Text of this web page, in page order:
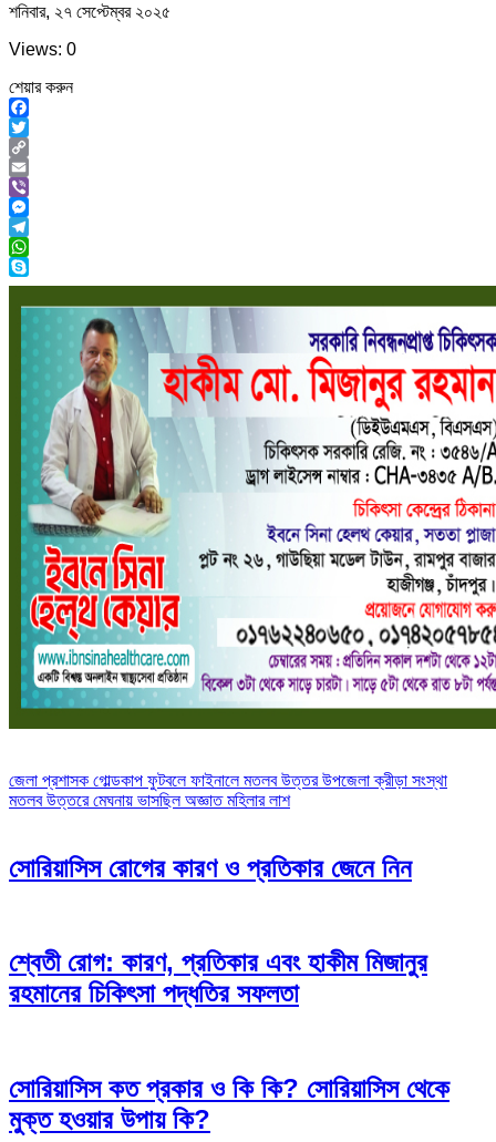
শনিবার, ২৭ সেপ্টেম্বর ২০২৫
Views: 0
শেয়ার করুন
Facebook
Twitter
Copy
Link
Email
Viber
Messenger
Telegram
WhatsApp
Skype
Post
navigation
জেলা প্রশাসক গোল্ডকাপ ফুটবলে ফাইনালে মতলব উত্তর উপজেলা ক্রীড়া সংস্থা
মতলব উত্তরে মেঘনায় ভাসছিল অজ্ঞাত মহিলার লাশ
সোরিয়াসিস রোগের কারণ ও প্রতিকার জেনে নিন
শ্বেতী রোগ: কারণ, প্রতিকার এবং হাকীম মিজানুর
রহমানের চিকিৎসা পদ্ধতির সফলতা
সোরিয়াসিস কত প্রকার ও কি কি? সোরিয়াসিস থেকে
মুক্ত হওয়ার উপায় কি?